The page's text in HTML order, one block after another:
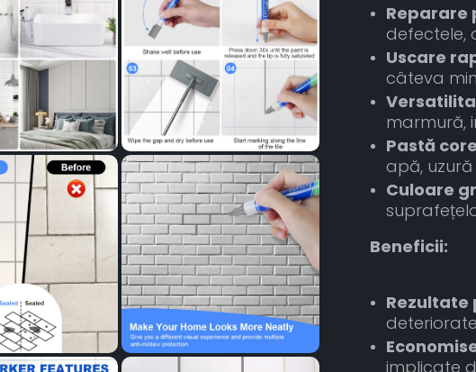
Reparare
defectele,
Uscare
câteva
marmură,
Pastă
apă, uzură
Culoare
Beneficii:
Rezultate
implicate